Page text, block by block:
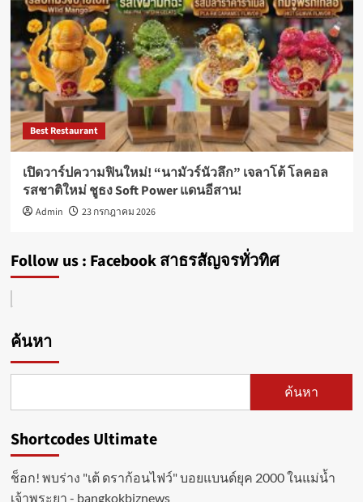
Best Restaurant
เปิดวาร์ปความฟินใหม่! “นามัวร์นัวลึก” เจลาโต้ โลคอล
รสชาติใหม่ ชูธง Soft Power แดนอีสาน!
Admin 23 กรกฎาคม 2026
Follow us : Facebook สาธรสัญจรทั่วทิศ
ค้นหา
ค้นหา
Shortcodes Ultimate
ช็อก! พบร่าง "เต้ ดราก้อนไฟว์" บอยแบนด์ยุค 2000 ในแม่น้ำ
เจ้าพระยา - bangkokbiznews